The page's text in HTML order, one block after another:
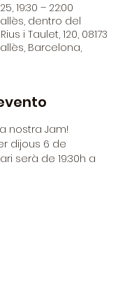
19:30 – 22:00
dentro del
i Taulet, 120, 08173
Barcelona,
nostra Jam!
dijous 6 de
serà de 19:30h a